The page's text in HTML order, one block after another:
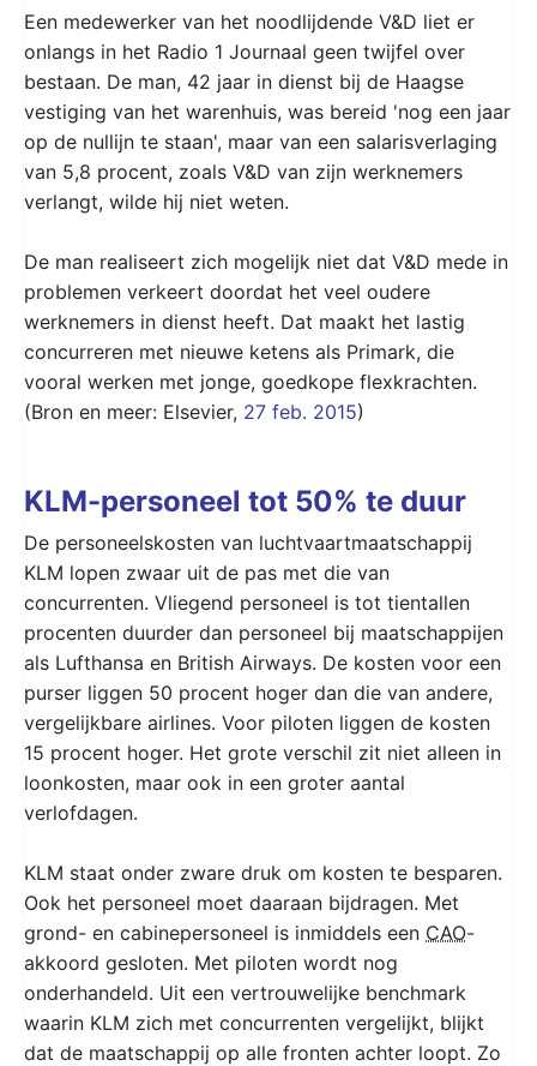
Een medewerker van het noodlijdende V&D liet er
onlangs in het Radio 1 Journaal geen twijfel over
bestaan. De man, 42 jaar in dienst bij de Haagse
vestiging van het warenhuis, was bereid 'nog een jaar
op de nullijn te staan', maar van een salarisverlaging
van 5,8 procent, zoals V&D van zijn werknemers
verlangt, wilde hij niet weten.
De man realiseert zich mogelijk niet dat V&D mede in
problemen verkeert doordat het veel oudere
werknemers in dienst heeft. Dat maakt het lastig
concurreren met nieuwe ketens als Primark, die
vooral werken met jonge, goedkope flexkrachten.
(Bron en meer: Elsevier, 27 feb. 2015)
KLM-personeel tot 50% te duur
De personeelskosten van luchtvaartmaatschappij
KLM lopen zwaar uit de pas met die van
concurrenten. Vliegend personeel is tot tientallen
procenten duurder dan personeel bij maatschappijen
als Lufthansa en British Airways. De kosten voor een
purser liggen 50 procent hoger dan die van andere,
vergelijkbare airlines. Voor piloten liggen de kosten
15 procent hoger. Het grote verschil zit niet alleen in
loonkosten, maar ook in een groter aantal
verlofdagen.
KLM staat onder zware druk om kosten te besparen.
Ook het personeel moet daaraan bijdragen. Met
grond- en cabinepersoneel is inmiddels een CAO-
akkoord gesloten. Met piloten wordt nog
onderhandeld. Uit een vertrouwelijke benchmark
waarin KLM zich met concurrenten vergelijkt, blijkt
dat de maatschappij op alle fronten achter loopt. Zo